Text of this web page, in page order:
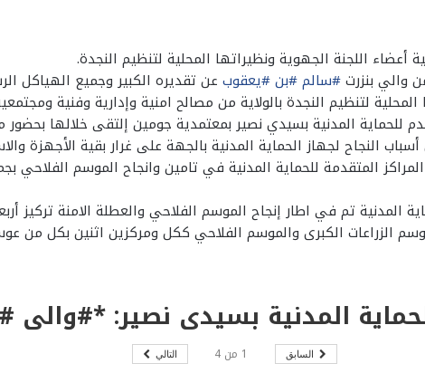
أعضاء اللجنة الجهوية ونظيراتها المحلية لتنظيم النجدة.
والي بنزرت#سالم#بن#يعقوب عن تقديره الكبير وجميع الهياكل
المحلية لتنظيم النجدة بالولاية من مصالح امنية وإدارية وفنية
للحماية المدنية بسيدي نصير بمعتمدية جومين إلتقى خلالها
النجاح لجهاز الحماية المدنية بالجهة على غرار بقية الأجهزة
المتقدمة للحماية المدنية في تامين وانجاح الموسم
المدنية تم في اطار إنجاح الموسم الفلاحي والعطلة الامنة
الزراعات الكبرى والموسم الفلاحي ككل ومركزين اثنين بكل من
السابق 1 من 4 التالي